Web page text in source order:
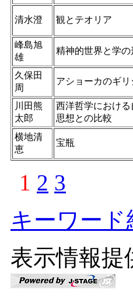
清水澄 観とテオリア
峰島旭
雄
精神的世界と学
久保田
周
アショーカのギ
川田熊
太郎
西洋哲学におけ
思想との比較
横地清
恵
宝瓶
1 2 3
キーワード
表示情報提